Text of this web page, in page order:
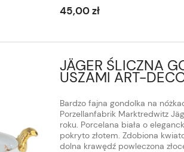
45,00 zł
JÄGER ŚLICZNA
USZAMI ART-
Bardzo fajna gondolka na
Porzellanfabrik Marktredwitz
roku. Porcelana biała o
pokryto złotem. Zdobiona
dolna krawędź powleczona